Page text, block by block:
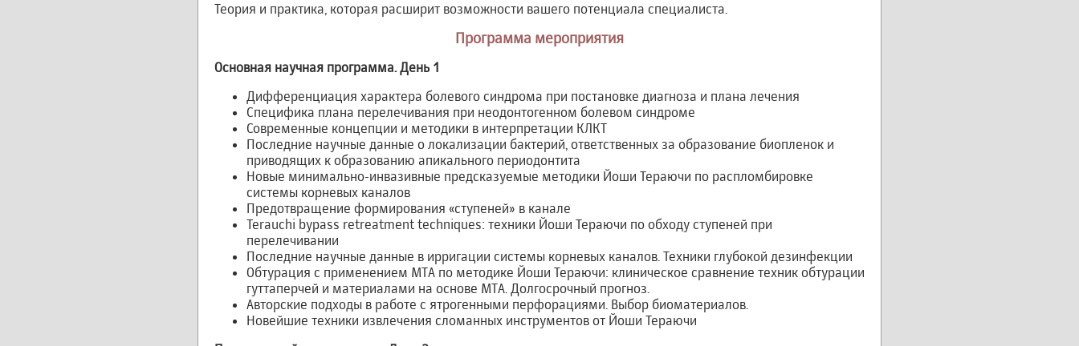
Теория и практика, которая расширит возможности вашего потенциала специалиста.
Программа мероприятия
Основная научная программа. День 1
Дифференциация характера болевого синдрома при постановке диагноза и плана лечения
Специфика плана перелечивания при неодонтогенном болевом синдроме
Современные концепции и методики в интерпретации КЛКТ
Последние научные данные о локализации бактерий, ответственных за образование биопленок и
приводящих к образованию апикального периодонтита
Новые минимально-инвазивные предсказуемые методики Йоши Тераючи по распломбировке
системы корневых каналов
Предотвращение формирования «ступеней» в канале
Terauchi bypass retreatment techniques: техники Йоши Тераючи по обходу ступеней при
перелечивании
Последние научные данные в ирригации системы корневых каналов. Техники глубокой дезинфекции
Обтурация с применением МТА по методике Йоши Тераючи: клиническое сравнение техник обтурации
гуттаперчей и материалами на основе МТА. Долгосрочный прогноз.
Авторские подходы в работе с ятрогенными перфорациями. Выбор биоматериалов.
Новейшие техники извлечения сломанных инструментов от Йоши Тераючи